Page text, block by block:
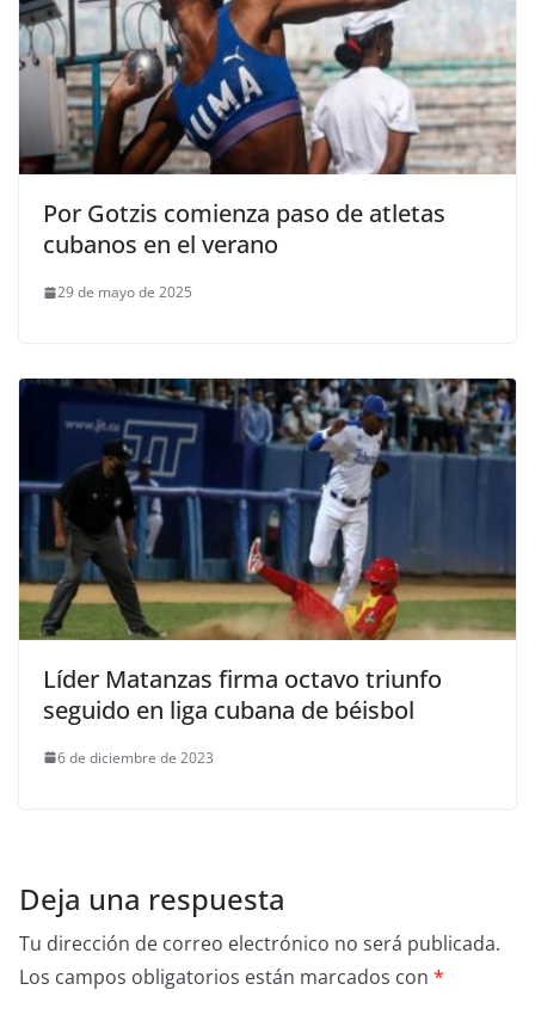
Por Gotzis comienza paso de atletas
cubanos en el verano
29 de mayo de 2025
Líder Matanzas firma octavo triunfo
seguido en liga cubana de béisbol
6 de diciembre de 2023
Deja una respuesta
Tu dirección de correo electrónico no será publicada.
Los campos obligatorios están marcados con *